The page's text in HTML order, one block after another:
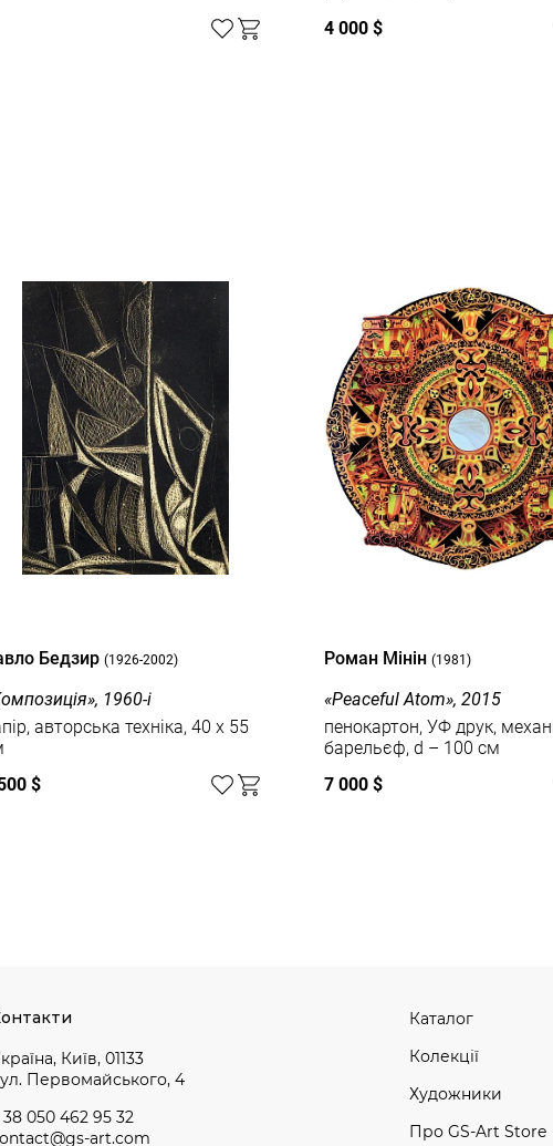
4 000 $
Бедзир(1926-2002)
1960-і
авторська техніка, 40 x 55
$
Роман Мінін (1981)
«Peaceful Atom», 2015
пенокартон, УФ друк,
барельєф, d – 100 см
7 000 $
Київ, 01133
Первомайського, 4
38 050 462 95 32
art.com
Каталог
Колекції
Художники
Про GS-Art Store